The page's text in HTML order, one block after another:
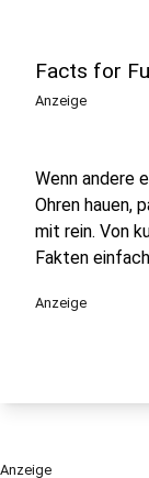
Facts for
Anzeige
Wenn andere
Ohren hauen,
mit rein. Von
Fakten
Anzeige
Anzeige